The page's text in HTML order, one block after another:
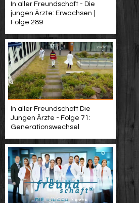
In aller Freundschaft - Die
jungen Ärzte: Erwachsen |
Folge 289
In aller Freundschaft Die
Jungen Ärzte - Folge 71:
Generationswechsel